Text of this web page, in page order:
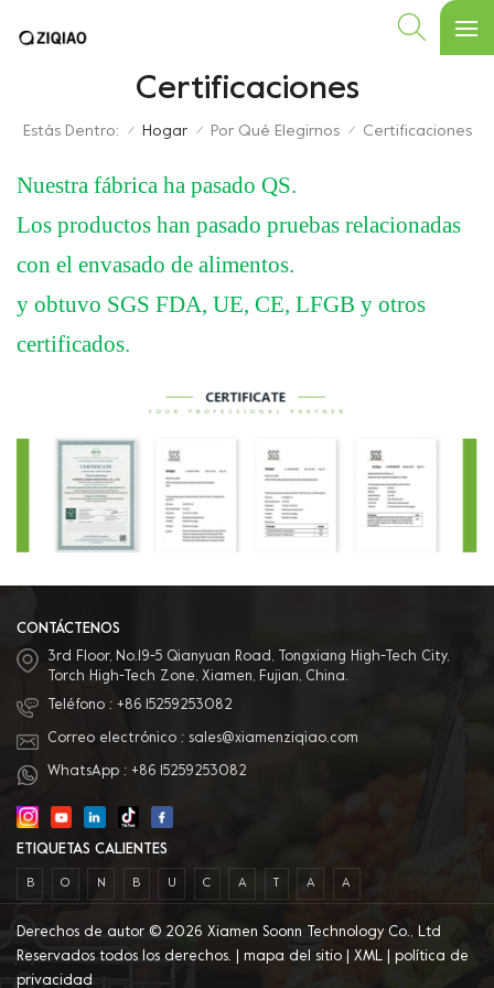
Certificaciones
Estás Dentro: / Hogar / Por Qué Elegirnos / Certificaciones
Nuestra fábrica ha pasado QS.
Los productos han pasado pruebas relacionadas
con el envasado de alimentos.
y obtuvo SGS FDA, UE, CE, LFGB y otros
certificados.
CONTÁCTENOS
3rd Floor, No.19-5 Qianyuan Road, Tongxiang High-Tech City,
Torch High-Tech Zone, Xiamen, Fujian, China.
Teléfono : +86 15259253082
Correo electrónico : sales@xiamenziqiao.com
WhatsApp : +86 15259253082
ETIQUETAS CALIENTES
B O N B U C A A A
Derechos de autor © 2026 Xiamen Soonn Technology Co., Ltd
Reservados todos los derechos. |
mapa del sitio XML
política de
privacidad